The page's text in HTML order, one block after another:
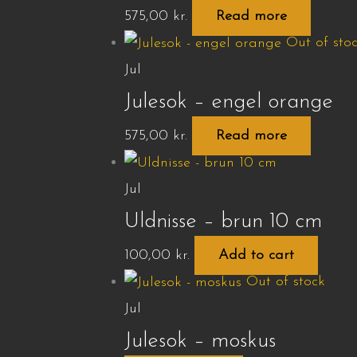
575,00 kr.
Read more
Out of
Jul
Julesok – engel orange
575,00 kr. Read more
Jul
Uldnisse – brun 10 cm
100,00 kr.
Add to cart
Out of stock
Jul
Julesok – moskus